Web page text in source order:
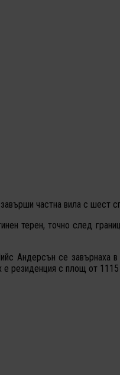
завърши частна вила с шест
терен, точно след
Андерсън се завърнаха
резиденция с площ от